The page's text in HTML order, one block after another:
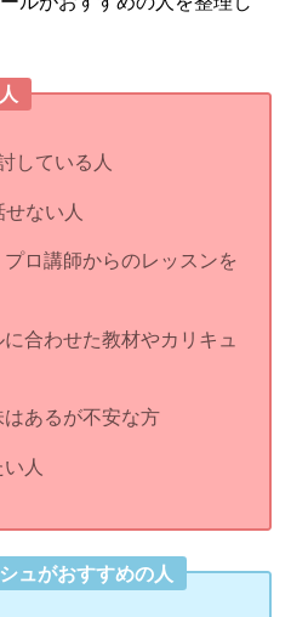
している人
ない人
ロ講師からのレッスンを
合わせた教材やカリキュ
あるが不安な方
人
ュがおすすめの人